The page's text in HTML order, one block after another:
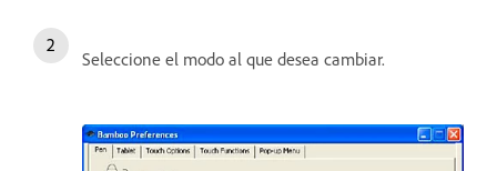
Seleccione el modo al que desea cambiar.